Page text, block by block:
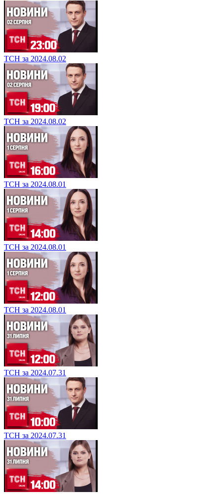
ТСН за 2024.08.02
ТСН за 2024.08.02
ТСН за 2024.08.01
ТСН за 2024.08.01
ТСН за 2024.08.01
ТСН за 2024.07.31
ТСН за 2024.07.31